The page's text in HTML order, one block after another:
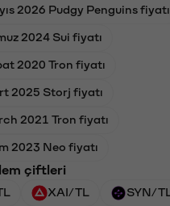
2026 Pudgy Penguins fiyatı
2024 Sui fiyatı
2020 Tron fiyatı
2025 Storj fiyatı
2021 Tron fiyatı
2023 Neo fiyatı
çiftleri
XAI/TL SYN/TL